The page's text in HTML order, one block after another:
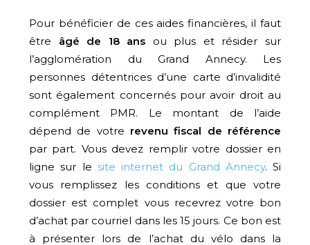
Pour bénéficier de ces aides financières, il faut
être âgé de 18 ans ou plus et résider sur
l’agglomération du Grand Annecy. Les
personnes détentrices d’une carte d’invalidité
sont également concernés pour avoir droit au
complément PMR. Le montant de l’aide
dépend de votre revenu fiscal de référence
par part. Vous devez remplir votre dossier en
ligne sur le site internet du Grand Annecy. Si
vous remplissez les conditions et que votre
dossier est complet vous recevrez votre bon
d’achat par courriel dans les 15 jours. Ce bon est
à présenter lors de l’achat du vélo dans la